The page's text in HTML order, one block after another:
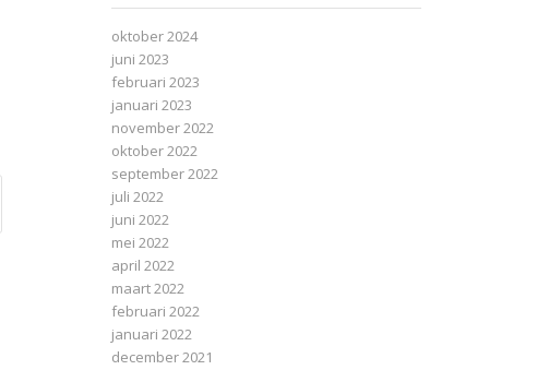
oktober 2024
juni 2023
februari 2023
januari 2023
november 2022
oktober 2022
september 2022
juli 2022
juni 2022
mei 2022
april 2022
maart 2022
februari 2022
januari 2022
december 2021